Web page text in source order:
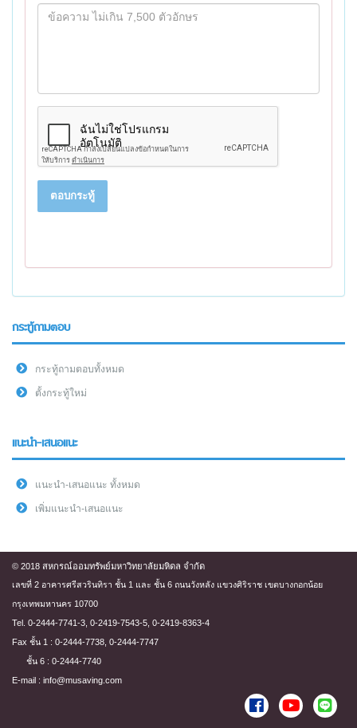
ตอบกระทู้
กระทู้ถามตอบ
กระทู้ถามตอบทั้งหมด
ตั้งกระทู้ใหม่
แนะนำ-เสนอแนะ
แนะนำ-เสนอแนะ ทั้งหมด
เพิ่มแนะนำ-เสนอแนะ
© 2018 สหกรณ์ออมทรัพย์มหาวิทยาลัยมหิดล จำกัด
เลขที่ 2 อาคารศรีสวรินทิรา ชั้น 1 และ ชั้น 6 ถนนวังหลัง แขวงศิริราช เขตบางกอกน้อย
กรุงเทพมหานคร 10700
Tel. 0-2444-7741-3, 0-2419-7543-5, 0-2419-8363-4
Fax ชั้น 1 : 0-2444-7738, 0-2444-7747
ชั้น 6 : 0-2444-7740
E-mail : info@musaving.com